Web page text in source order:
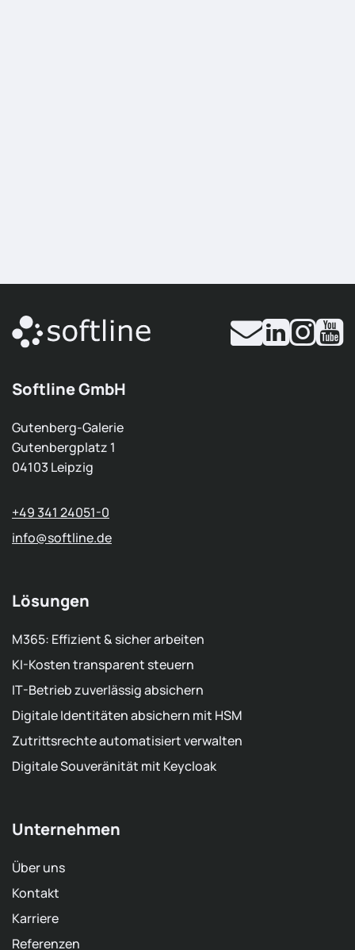
Softline GmbH
Gutenberg-Galerie
Gutenbergplatz 1
04103 Leipzig
+49 341 24051-0
info@softline.de
Lösungen
M365: Effizient & sicher arbeiten
KI-Kosten transparent steuern
IT-Betrieb zuverlässig absichern
Digitale Identitäten absichern mit HSM
Zutrittsrechte automatisiert verwalten
Digitale Souveränität mit Keycloak
Unternehmen
Über uns
Kontakt
Karriere
Referenzen